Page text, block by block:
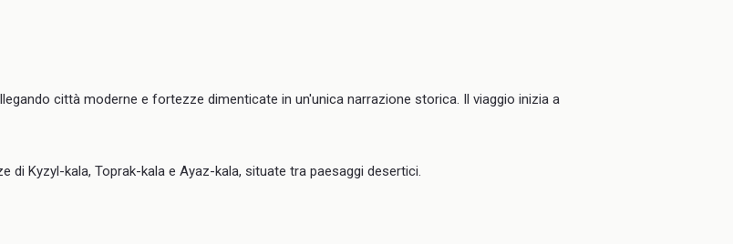
città moderne e fortezze dimenticate in un'unica narrazione storica. Il viaggio inizia a
Kyzyl-kala, Toprak-kala e Ayaz-kala, situate tra paesaggi desertici.